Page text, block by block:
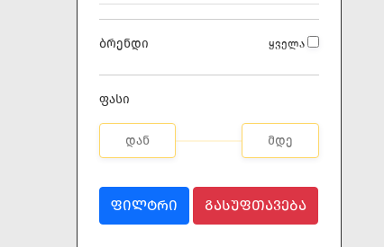
ბრენდი ყველა
ფასი
ᲤᲘᲚᲢᲠᲘ ᲒᲐᲡᲣᲤᲗᲐᲕᲔᲑᲐ